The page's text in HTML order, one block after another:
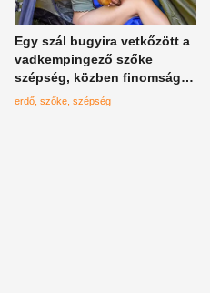
Egy szál bugyira vetkőzött a
vadkempingező szőke
szépség, közben finomságot
készített az erdőben
erdő szőke szépség